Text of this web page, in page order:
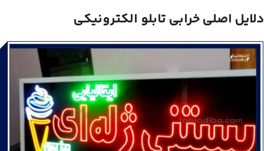
دلایل اصلی خرابی تابلو الکترونیکی